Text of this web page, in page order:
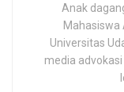
Anak
Mahasiswa
Universitas
media